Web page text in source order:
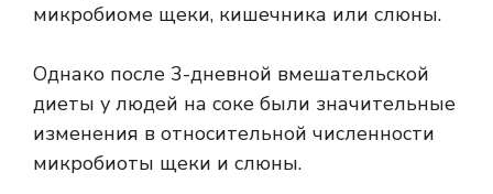
микробиоме щеки, кишечника или слюны.
Однако после 3-дневной вмешательской
диеты у людей на соке были значительные
изменения в относительной численности
микробиоты щеки и слюны.